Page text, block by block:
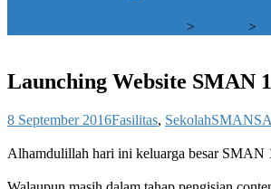
> >
Launching Website SMAN
8 September 2016Fasilitas, Sekolah
Alhamdulillah hari ini keluarga besar SMAN